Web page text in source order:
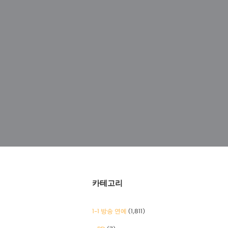
카테고리
1-1 방송 연예 (1,811)